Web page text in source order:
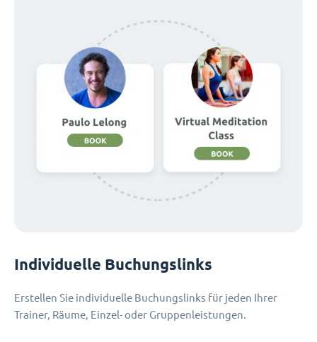
Individuelle Buchungslinks
Erstellen Sie individuelle Buchungslinks für jeden Ihrer
Trainer, Räume, Einzel- oder Gruppenleistungen.